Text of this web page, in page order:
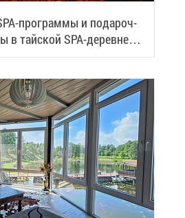
про­грам­мы и по­да­роч­
в тай­ской SPA-де­ревне